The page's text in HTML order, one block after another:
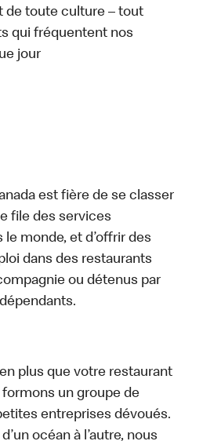
de toute culture – tout
qui fréquentent nos
jour
est fière de se classer
file des services
monde, et d’offrir des
dans des restaurants
ou détenus par
plus que votre restaurant
un groupe de
entreprises dévoués.
océan à l’autre, nous